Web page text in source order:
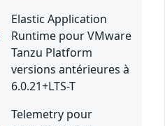
Elastic Application
Runtime pour VMware
Tanzu Platform
versions antérieures à
6.0.21+LTS-T
Telemetry pour